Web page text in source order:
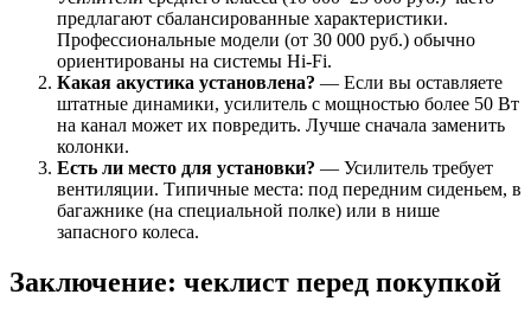
предлагают сбалансированные характеристики.
Профессиональные модели (от 30 000 руб.) обычно
ориентированы на системы Hi-Fi.
Какая акустика установлена? — Если вы оставляете
штатные динамики, усилитель с мощностью более 50 Вт
на канал может их повредить. Лучше сначала заменить
колонки.
Есть ли место для установки? — Усилитель требует
вентиляции. Типичные места: под передним сиденьем, в
багажнике (на специальной полке) или в нише
запасного колеса.
Заключение: чеклист перед покупкой